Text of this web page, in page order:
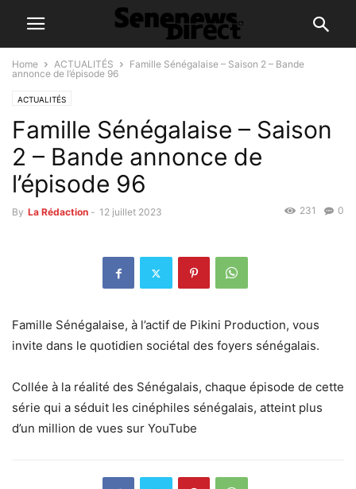
Home ACTUALITÉS
Famille Sénégalaise – Saison 2 – Bande
annonce de l’épisode 96
ACTUALITÉS
Famille Sénégalaise – Saison
2 – Bande annonce de
l’épisode 96
By La Rédaction - 12 juillet 2023 0
231
Famille Sénégalaise, à l’actif de Pikini Production, vous
invite dans le quotidien sociétal des foyers sénégalais.
Collée à la réalité des Sénégalais, chaque épisode de cette
série qui a séduit les cinéphiles sénégalais, atteint plus
d’un million de vues sur YouTube